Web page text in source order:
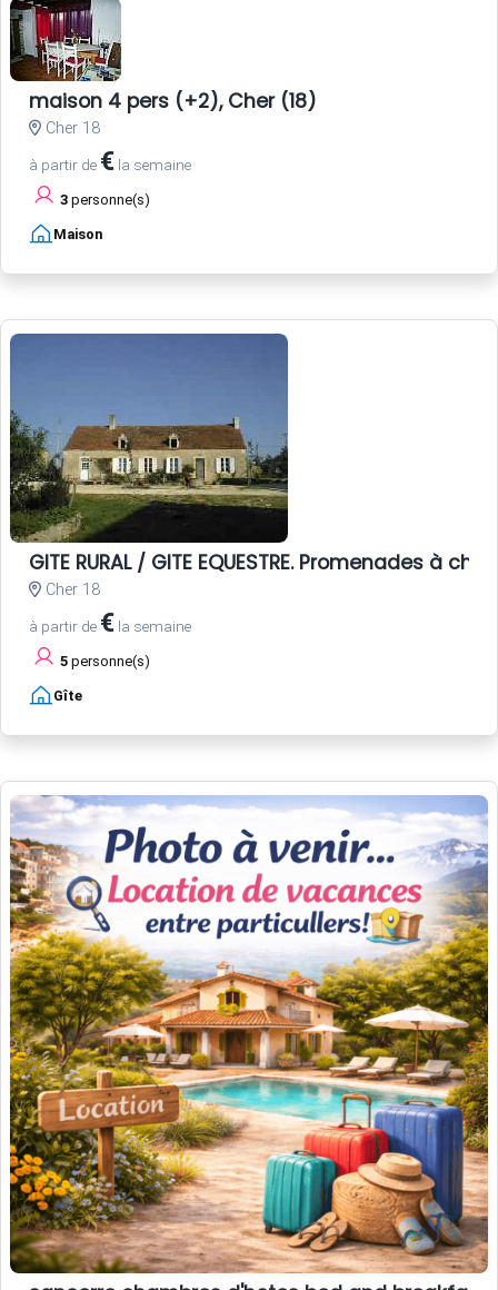
maison 4 pers (+2), Cher (18)
Cher 18
à partir de € la semaine
3 personne(s)
Maison
GITE RURAL / GITE EQUESTRE. Promenades à
Cher 18
à partir de € la semaine
5 personne(s)
Gîte